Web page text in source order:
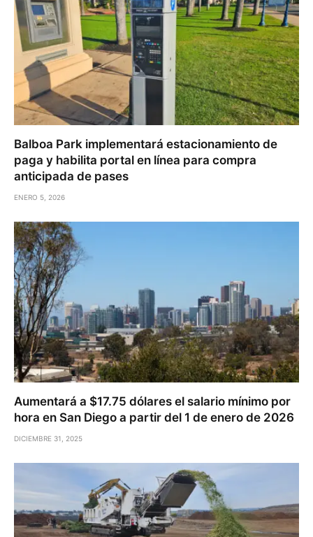
Balboa Park implementará estacionamiento de
paga y habilita portal en línea para compra
anticipada de pases
ENERO 5, 2026
Aumentará a $17.75 dólares el salario mínimo por
hora en San Diego a partir del 1 de enero de 2026
DICIEMBRE 31, 2025